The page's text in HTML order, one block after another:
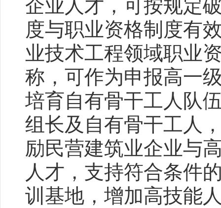
企业人才，可按规定
度与职业资格制度有
业技术工程领域职业
称，可作为申报高一
培育自有骨干工人队
组长及自有骨干工人
励民营建筑业企业与
人才，支持符合条件
训基地，增加高技能